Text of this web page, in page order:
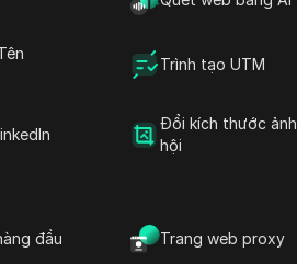
Trình tạo UTM
Đổi kích thước
hội
đầu Trang web proxy
sau khi người dùng
liên kết các công
kết nối với quảng
khóa API; Các quy
tiết nhỏ, chẳng
cùng một thiết bị
liên kết bị gắn cờ.